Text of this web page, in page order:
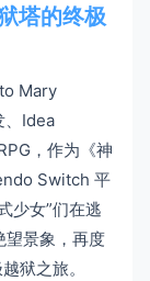
塔的终极
Mary
、Idea
，作为《神
Switch 平
少女”们在逃
望景象，再度
狱之旅。